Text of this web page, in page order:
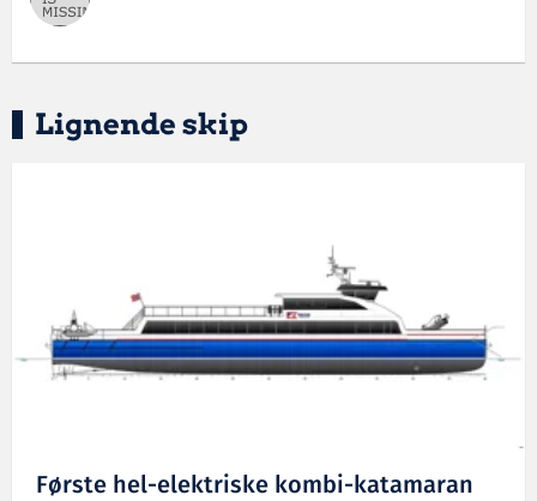
Lignende skip
Første hel-elektriske kombi-katamaran